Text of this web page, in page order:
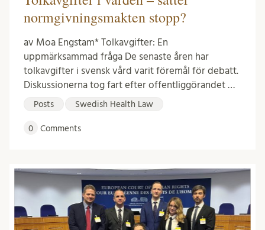
normgivningsmakten stopp?
av Moa Engstam* Tolkavgifter: En
uppmärksammad fråga De senaste åren har
tolkavgifter i svensk vård varit föremål för debatt.
Diskussionerna tog fart efter offentliggörandet …
Posts Swedish Health Law
0 Comments